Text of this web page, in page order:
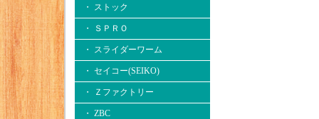
・ ストック
・ ＳＰＲＯ
・ スライダーワーム
・ セイコー(SEIKO)
・ Ｚファクトリー
・ ZBC